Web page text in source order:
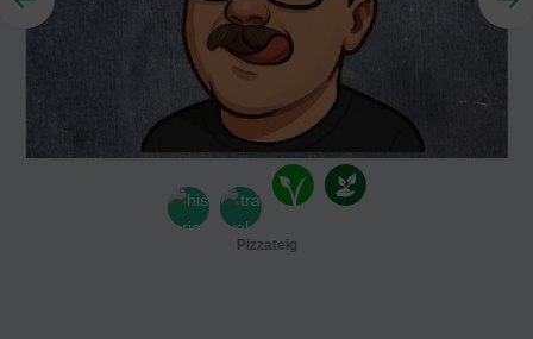
Pizzateig